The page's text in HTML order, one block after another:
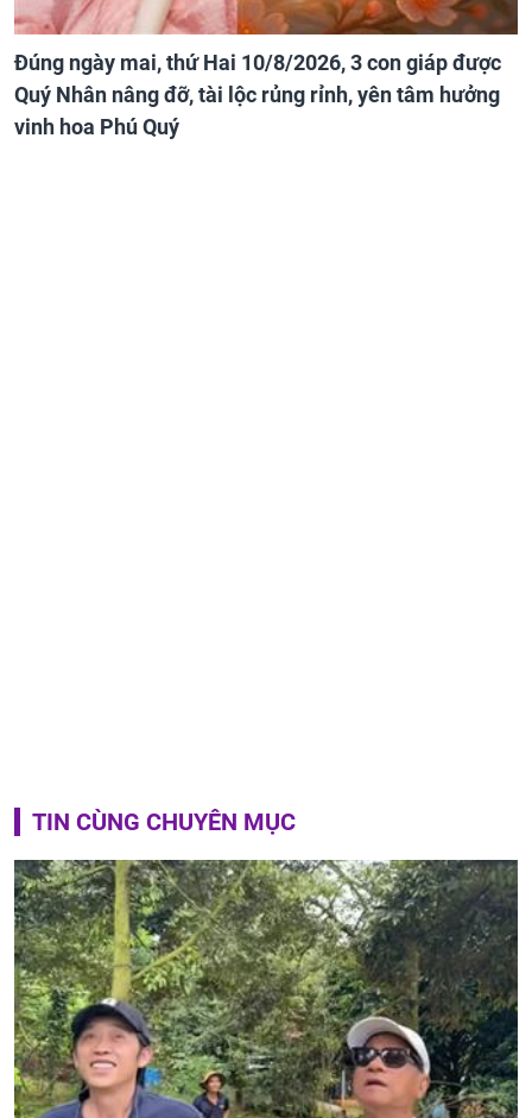
Đúng ngày mai, thứ Hai 10/8/2026, 3 con giáp được
Quý Nhân nâng đỡ, tài lộc rủng rỉnh, yên tâm hưởng
vinh hoa Phú Quý
TIN CÙNG CHUYÊN MỤC